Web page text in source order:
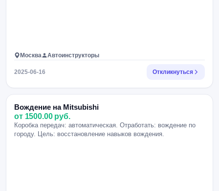
Москва Автоинструкторы
2025-06-16 Откликнуться
Вождение на Mitsubishi
от 1500.00 руб.
Коробка передач: автоматическая. Отработать: вождение по
городу. Цель: восстановление навыков вождения.